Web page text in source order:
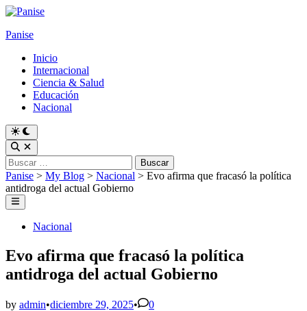
Skip
content
Panise
Inicio
Internacional
Ciencia & Salud
Educación
Nacional
Switch
to
dark
mode
Open
Search
Buscar:
Panise > My Blog > Nacional > Evo afirma que fracasó la política
antidroga del actual Gobierno
Main
Menu
PostedNacional
Evo afirma que fracasó la política
antidroga del actual Gobierno
by admin•diciembre 29, 2025• 0